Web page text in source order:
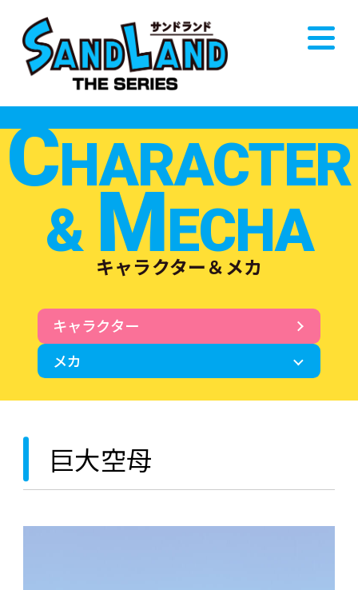
CHARACTER
& MECHA
キャラクター＆メカ
キャラクター
メカ
巨大空母